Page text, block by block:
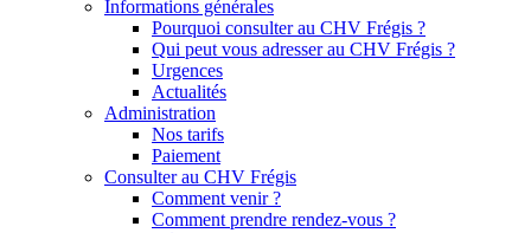
Informations générales
Pourquoi consulter au CHV Frégis ?
Qui peut vous adresser au CHV Frégis ?
Urgences
Actualités
Administration
Nos tarifs
Paiement
Consulter au CHV Frégis
Comment venir ?
Comment prendre rendez-vous ?